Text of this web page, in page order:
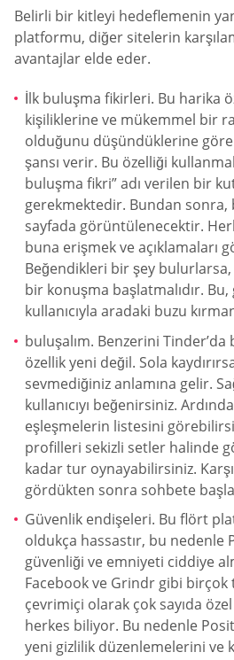
Belirli bir kitleyi hedeflemenin
platformu, diğer sitelerin
avantajlar elde eder.
İlk buluşma fikirleri. Bu harika
kişiliklerine ve mükemmel bir
olduğunu düşündüklerine
şansı verir. Bu özelliği
buluşma fikri” adı verilen bir
gerekmektedir. Bundan sonra,
sayfada görüntülenecektir.
buna erişmek ve açıklamaları
Beğendikleri bir şey
bir konuşma başlatmalıdır.
kullanıcıyla aradaki buzu
buluşalım. Benzerini
özellik yeni değil. Sola
sevmediğiniz anlamına gelir.
kullanıcıyı beğenirsiniz.
eşleşmelerin listesini
profilleri sekizli setler halinde
kadar tur oynayabilirsiniz.
gördükten sonra sohbete
Güvenlik endişeleri. Bu flört
oldukça hassastır, bu nedenle
güvenliği ve emniyeti ciddiye
Facebook ve Grindr gibi birçok
çevrimiçi olarak çok sayıda özel
herkes biliyor. Bu nedenle
yeni gizlilik düzenlemelerini ve